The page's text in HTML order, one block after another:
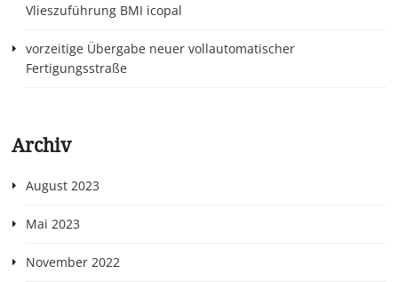
Vlieszuführung BMI icopal
vorzeitige Übergabe neuer vollautomatischer
Fertigungsstraße
Archiv
August 2023
Mai 2023
November 2022